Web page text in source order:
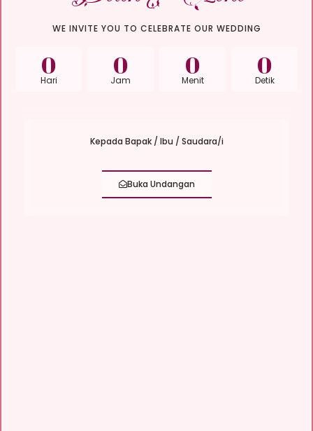
WE INVITE YOU TO CELEBRATE OUR WEDDING
0
Hari
0
Jam
0
Menit
0
Detik
Kepada Bapak / Ibu / Saudara/i
Buka Undangan